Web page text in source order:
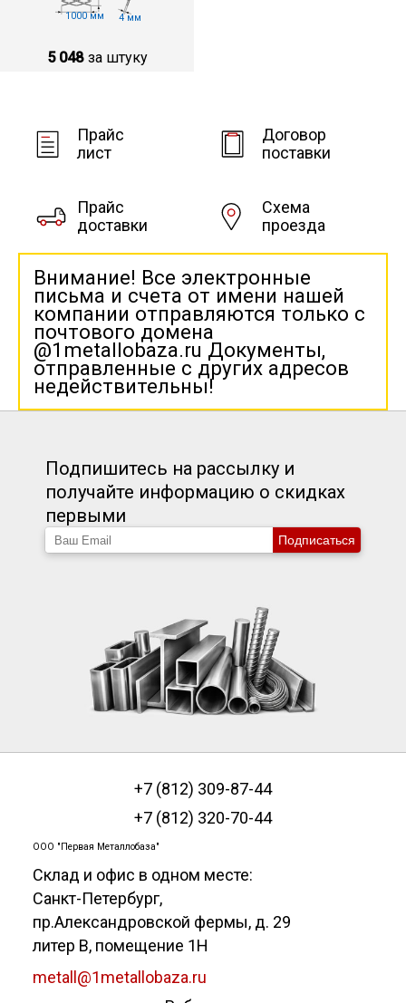
4 мм
1000 мм
5 048 за штуку
Прайс
лист
Договор
поставки
Прайс
доставки
Схема
проезда
Внимание! Все электронные
письма и счета от имени нашей
компании отправляются только с
почтового домена
@1metallobaza.ru Документы,
отправленные с других адресов
недействительны!
Подпишитесь на рассылку и
получайте информацию о скидках
первыми
Подписаться
+7 (812) 309-87-44
+7 (812) 320-70-44
ООО "Первая Металлобаза"
Склад и офис в одном месте:
Санкт-Петербург,
пр.Александровской фермы, д. 29
литер В, помещение 1Н
metall@1metallobaza.ru